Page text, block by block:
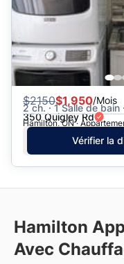
$2150$1,950/Mois
2 ch. · 1 Salle de bain
350 Quigley Rd
Hamilton, ON ·
Vérifier la
Hamilton
Avec